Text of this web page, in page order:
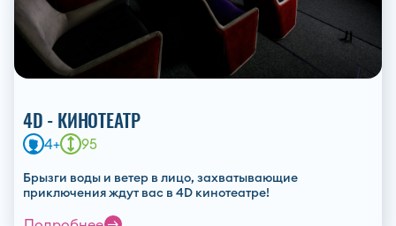
4D - КИНОТЕАТР
4+ 95
Брызги воды и ветер в лицо, захватывающие
приключения ждут вас в 4D кинотеатре!